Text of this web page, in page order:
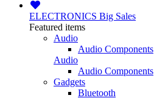
ELECTRONICS Big Sales
Featured items
Audio
Audio Components
Audio
Audio Components
Gadgets
Bluetooth